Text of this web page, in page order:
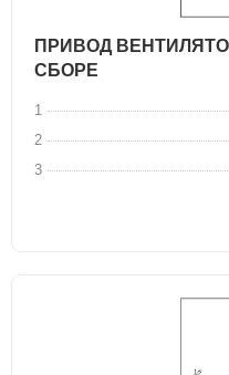
ПРИВОД
СБОРЕ
1
2
3